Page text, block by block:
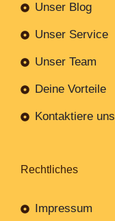
Unser Blog
Unser Service
Unser Team
Deine Vorteile
Kontaktiere uns
Rechtliches
Impressum